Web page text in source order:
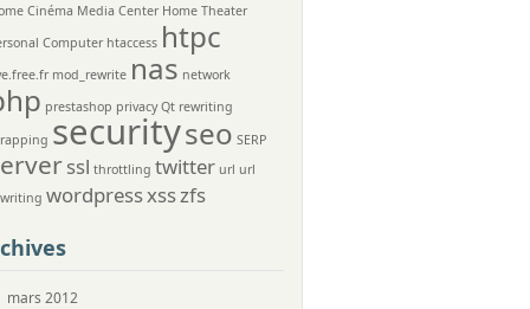
Cinéma Media Center Home Theater
Computer htaccess htpc
mod_rewrite nas network
prestashop privacy Qt rewriting
securityseo SERP
ssl throttling twitter url url
wordpressxsszfs
mars 2012